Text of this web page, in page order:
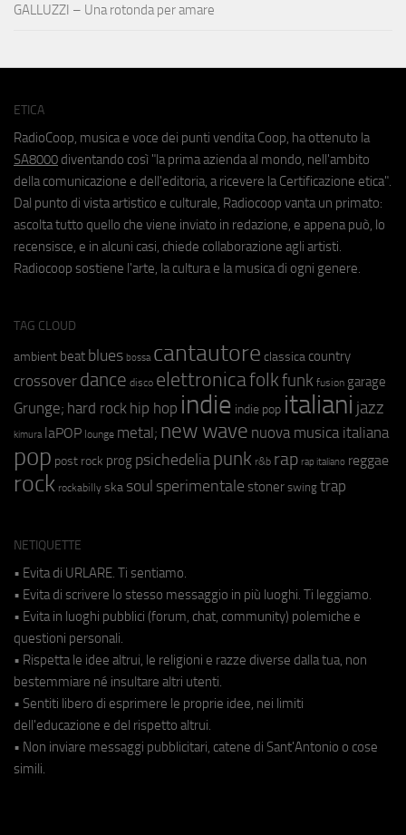
GALLUZZI – Una rotonda per amare
ETICA
RadioCoop, musica e voce dei punti vendita Coop, ha ottenuto la
SA8000 diventando così "la prima azienda al mondo, nell'ambito
della comunicazione e dell'editoria, a ricevere la Certificazione etica".
Dal punto di vista artistico e culturale, Radiocoop vanta un primato:
ascolta tutto quello che viene inviato in redazione, e appena può, lo
recensisce, e in alcuni casi, chiede collaborazione agli artisti.
Radiocoop sostiene l'arte, la cultura e la musica di ogni genere.
TAG CLOUD
ambient beat blues bossa cantautore classica country
crossover dance disco elettronicafolkfunk fusion garage
Grunge; hard rock hip hop indie indie pop italiani jazz
kimura laPOP lounge metal; new wave nuova musica italiana
pop post rock prog psichedeliapunk r&b rap rap italiano reggae
rock rockabilly ska soul sperimentale stoner swing trap
NETIQUETTE
• Evita di URLARE. Ti sentiamo.
• Evita di scrivere lo stesso messaggio in più luoghi. Ti leggiamo.
• Evita in luoghi pubblici (forum, chat, community) polemiche e
questioni personali.
• Rispetta le idee altrui, le religioni e razze diverse dalla tua, non
bestemmiare né insultare altri utenti.
• Sentiti libero di esprimere le proprie idee, nei limiti
dell'educazione e del rispetto altrui.
• Non inviare messaggi pubblicitari, catene di Sant'Antonio o cose
simili.